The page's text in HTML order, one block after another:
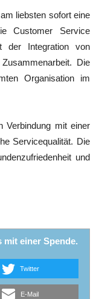
liebsten sofort eine
Customer Service
der Integration von
Die
Organisation im
Verbindung mit einer
Servicequalität. Die
und
einer Spende.
Twitter
E-Mail